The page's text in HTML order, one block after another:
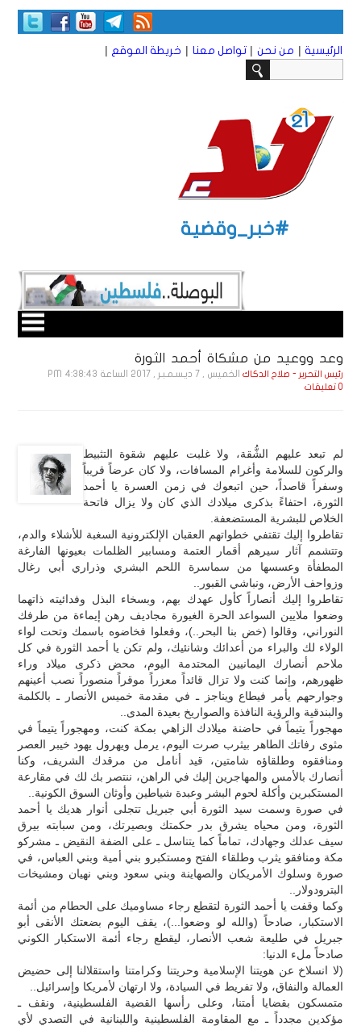
الرئيسية | من نحن | تواصل معنا | خريطة الموقع |
#خبر_وقضية
وعد ووعيد من مشكاة أحمد الثورة
رئيس التحرير - صلاح الدكاك الخميس , 7 ديـسـمـبـر , 2017 الساعة 4:38:43 PM
0 تعليقات
لم تبعد عليهم الشُّقة، ولا غلبت عليهم شقوة التثبيط
والركون للسلامة وأغرام المسافات، ولا كان عرضاً قريباً
وسفراً قاصداً، حين اتبعوك في زمن العسرة يا أحمد
الثورة، احتفاءً بذكرى ميلادك الذي كان ولا يزال فاتحة
الخلاص للبشرية المستضعفة.
تقاطروا إليك تقتفي خطواتهم العقبان الإلكترونية السغبة للأشلاء والدم،
وتتشمم آثار سيرهم أقمار العتمة ومسابير الظلمات بعيونها الفارغة
المطفأة وعسسها من سماسرة اللحم البشري وذراري أبي رغال
وزواحف الأرض، ونباشي القبور..
تقاطروا إليك أنصاراً كأول عهدك بهم، وبسخاء البذل وفدائيته ذاتهما
وضعوا ملايين السواعد الحرة الغيورة مجاديف رهن إيماءة من طرفك
النوراني، وقالوا (خض بنا البحر..)، وفعلوا فخاضوه باسمك وتحت لواء
الولاء لك والبراء من أعدائك وشانئيك، ولم تكن يا أحمد الثورة في كل
ملاحم أنصارك اليمانيين المحتدمة اليوم، محض ذكرى ميلاد وراء
ظهورهم، وإنما كنت ولا تزال قائداً معزراً موقراً منصوراً نصب أعينهم
وجوارحهم يأمر فيطاع ويناجز ـ في مقدمة خميس الأنصار ـ بالكلمة
والبندقية والرؤية النافذة والصواريخ بعيدة المدى..
مهجوراً يتيماً في حاضنة ميلادك الزاهي بمكة كنت، ومهجوراً يتيماً في
مثوى رفاتك الطاهر بيثرب صرت اليوم، يرمل ويهرول يهود خيبر العصر
ومنافقوه وطلقاؤه شامتين، قيد أنامل من مرقدك الشريف، وكنا
أنصارك بالأمس والمهاجرين إليك في الراهن، ننتصر بك لك في مقارعة
المستكبرين وأكلة لحوم البشر وعبدة شياطين وأوثان السوق الكونية..
في صورة وسمت سيد الثورة أبي جبريل تتجلى أنوار هديك يا أحمد
الثورة، ومن محياه يشرق بدر حكمتك وبصيرتك، ومن سبابته بيرق
سيف عدلك وجهادك، تماماً كما يتناسل ـ على الضفة النقيض ـ مشركو
مكة ومنافقو يثرب وطلقاء الفتح ومستكبرو بني أمية وبني العباس، في
صورة وسلوك الأمريكان والصهاينة وبني سعود وبني نهيان ومشيخات
البترودولار..
وكما وقفت يا أحمد الثورة لتقطع رجاء مساوميك على الحطام من أئمة
الاستكبار، صادحاً (والله لو وضعوا...)، يقف اليوم بضعتك الأنقى أبو
جبريل في طليعة شعب الأنصار، ليقطع رجاء أئمة الاستكبار الكوني
صادحاً ملء الدنيا:
(لا انسلاخ عن هويتنا الإسلامية وحريتنا وكرامتنا واستقلالنا إلى حضيض
العمالة والنفاق، ولا تفريط في السيادة، ولا ارتهان لأمريكا وإسرائيل..
متمسكون بقضايا أمتنا، وعلى رأسها القضية الفلسطينية، ونقف ـ
مؤكدين مجدداً ـ مع المقاومة الفلسطينية واللبنانية في التصدي لأي